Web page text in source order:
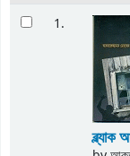
1.
ব্ল্যাক